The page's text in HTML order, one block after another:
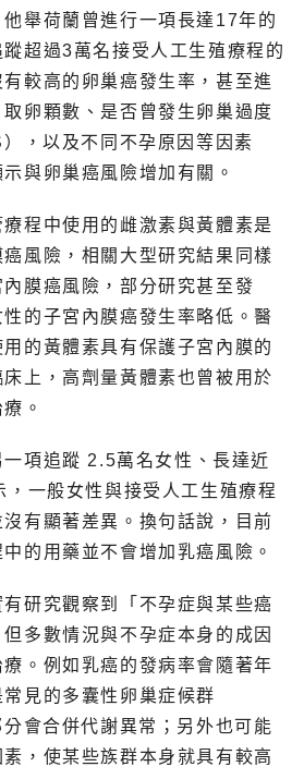
舉荷蘭曾進行一項長達17年的
超過3萬名接受人工生殖療程的
較高的卵巢癌發生率，甚至進
卵顆數、是否曾發生卵巢過度
，以及不同不孕原因等因素
與卵巢癌風險增加有關。
程中使用的雌激素與黃體素是
風險，相關大型研究結果同樣
膜癌風險，部分研究甚至發
的子宮內膜癌發生率略低。醫
的黃體素具有保護子宮內膜的
上，高劑量黃體素也曾被用於
。
項追蹤 2.5萬名女性、長達近
，一般女性與接受人工生殖療程
有顯著差異。換句話說，目前
的用藥並不會增加乳癌風險。
研究觀察到「不孕症與某些癌
多數情況與不孕症本身的成因
。例如乳癌的發病率會隨著年
見的多囊性卵巢症候群
分會合併代謝異常；另外也可能
，使某些族群本身就具有較高